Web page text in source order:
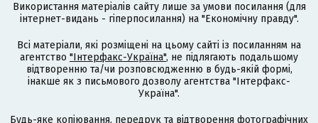
Використання матеріалів сайту лише за умови посилання (для
інтернет-видань - гіперпосилання) на "Економічну правду".
Всі матеріали, які розміщені на цьому сайті із посиланням на
агентство "Інтерфакс-Україна", не підлягають подальшому
відтворенню та/чи розповсюдженню в будь-якій формі,
інакше як з письмового дозволу агентства "Інтерфакс-
Україна".
Будь-яке копіювання, передрук та відтворення фотографічних